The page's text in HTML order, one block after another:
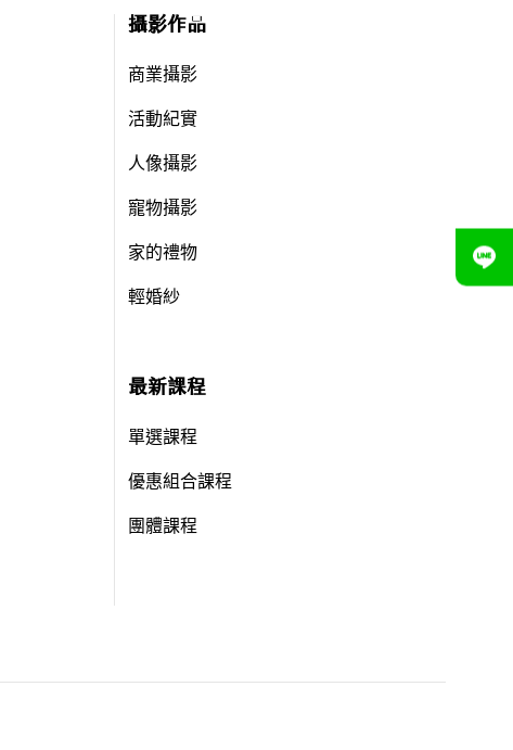
攝影作品
商業攝影
活動紀實
人像攝影
寵物攝影
家的禮物
輕婚紗
最新課程
單選課程
優惠組合課程
團體課程